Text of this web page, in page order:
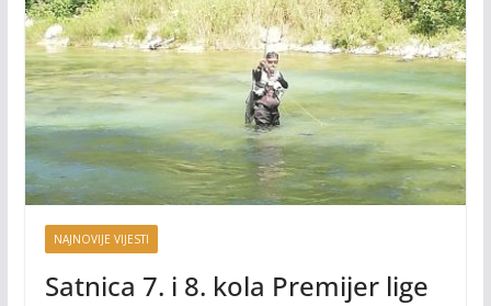
NAJNOVIJE VIJESTI
Satnica 7. i 8. kola Premijer lige